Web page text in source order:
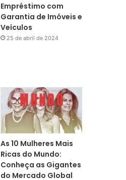
Empréstimo com
Garantia de Imóveis e
Veículos
25 de abril de 2024
As 10 Mulheres Mais
Ricas do Mundo:
Conheça as Gigantes
do Mercado Global